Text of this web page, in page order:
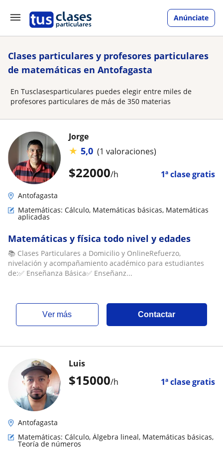
Anúnciate
Clases particulares y profesores particulares
de matemáticas en Antofagasta
En Tusclasesparticulares puedes elegir entre miles de
profesores particulares de más de 350 materias
$22000/h 1ª clase gratis
Jorge
★ 5,0 (1 valoraciones)
Antofagasta
Matemáticas: Cálculo, Matemáticas básicas, Matemáticas
aplicadas
Matemáticas y física todo nivel y edades
📚 Clases Particulares a Domicilio y OnlineRefuerzo,
nivelación y acompañamiento académico para estudiantes
de:✅ Enseñanza Básica✅ Enseñanz...
ver más Contactar
$15000/h 1ª clase gratis
Luis
Antofagasta
Matemáticas: Cálculo, Álgebra lineal, Matemáticas básicas,
Teoría de números